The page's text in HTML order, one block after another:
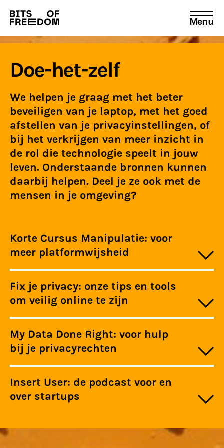
Search
for:
Menu
Doe-het-zelf
We helpen je graag met het beter
beveiligen van je laptop, met het goed
afstellen van je privacyinstellingen, of
bij het verkrijgen van meer inzicht in
de rol die technologie speelt in jouw
leven. Onderstaande bronnen kunnen
daarbij helpen. Deel je ze ook met de
mensen in je omgeving?
Korte Cursus Manipulatie: voor
meer platformwijsheid
Fix je privacy: onze tips en tools
om veilig online te zijn
My Data Done Right: voor hulp
bij je privacyrechten
Insert User: de podcast voor en
over startups